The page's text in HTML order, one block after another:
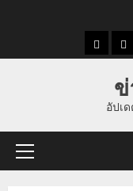
ราคา
แ
ร
ท
อัปเ
Primary